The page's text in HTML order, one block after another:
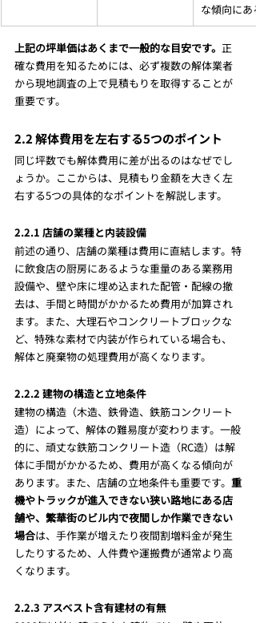
な傾向にあ
上記の坪単価はあくまで一般的な目安です。 正
確な費用を知るためには、必ず複数の解体業者
から現地調査の上で見積もりを取得することが
重要です。
2.2 解体費用を左右する5つのポイント
同じ坪数でも解体費用に差が出るのはなぜでし
ょうか。ここからは、見積もり金額を大きく左
右する5つの具体的なポイントを解説します。
2.2.1 店舗の業種と内装設備
前述の通り、店舗の業種は費用に直結します。特
に飲食店の厨房にあるような重量のある業務用
設備や、壁や床に埋め込まれた配管・配線の撤
去は、手間と時間がかかるため費用が加算され
ます。また、大理石やコンクリートブロックな
ど、特殊な素材で内装が作られている場合も、
解体と廃棄物の処理費用が高くなります。
2.2.2 建物の構造と立地条件
建物の構造（木造、鉄骨造、鉄筋コンクリート
造）によって、解体の難易度が変わります。一般
的に、頑丈な鉄筋コンクリート造（RC造）は解
体に手間がかかるため、費用が高くなる傾向が
あります。また、店舗の立地条件も重要です。 重
機やトラックが進入できない狭い路地にある店
舗や、繁華街のビル内で夜間しか作業できない
場合は、手作業が増えたり夜間割増料金が発生
したりするため、人件費や運搬費が通常より高
くなります。
2.2.3 アスベスト含有建材の有無